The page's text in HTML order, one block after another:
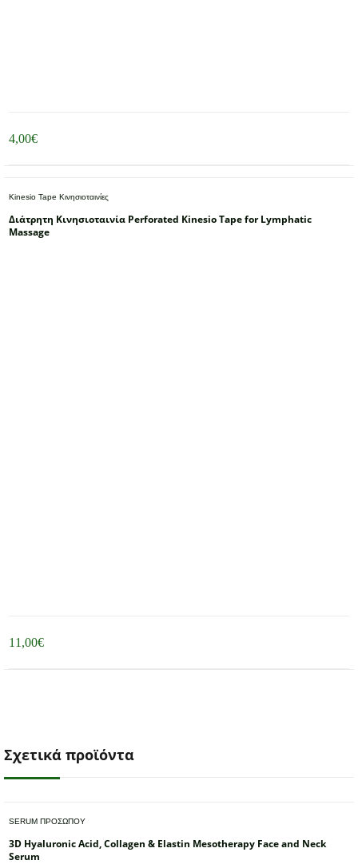
4,00€
Kinesio Tape Κινησιοταινίες
Διάτρητη Κινησιοταινία Perforated Kinesio Tape for Lymphatic
Massage
11,00€
Σχετικά προϊόντα
SERUM ΠΡΟΣΩΠΟΥ
3D Hyaluronic Acid, Collagen & Elastin Mesotherapy Face and Neck
Serum